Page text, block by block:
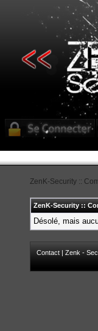
ZenK-Security ::
ZenK-Security ::
Désolé, mais
Contact | Zenk -